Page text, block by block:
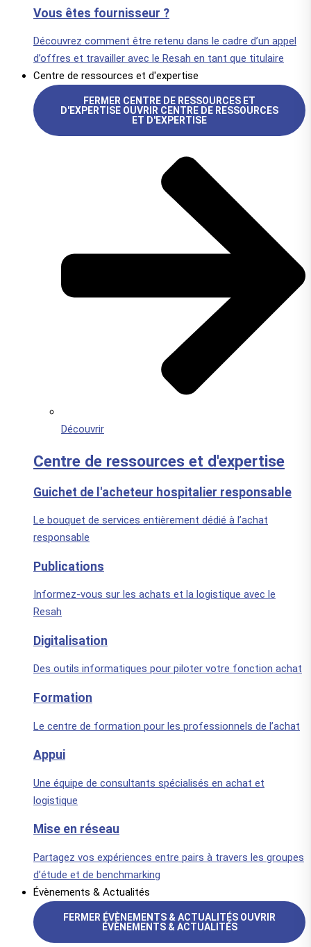
Vous êtes fournisseur ?
Découvrez comment être retenu dans le cadre d’un appel
d’offres et travailler avec le Resah en tant que titulaire
Centre de ressources et d'expertise
FERMER CENTRE DE RESSOURCES ET
D'EXPERTISE OUVRIR CENTRE DE RESSOURCES
ET D'EXPERTISE
Découvrir
Centre de ressources et d'expertise
Guichet de l'acheteur hospitalier responsable
Le bouquet de services entièrement dédié à l’achat
responsable
Publications
Informez-vous sur les achats et la logistique avec le
Resah
Digitalisation
Des outils informatiques pour piloter votre fonction achat
Formation
Le centre de formation pour les professionnels de l’achat
Appui
Une équipe de consultants spécialisés en achat et
logistique
Mise en réseau
Partagez vos expériences entre pairs à travers les groupes
d’étude et de benchmarking
Évènements & Actualités
FERMER ÉVÈNEMENTS & ACTUALITÉS OUVRIR
ÉVÈNEMENTS & ACTUALITÉS